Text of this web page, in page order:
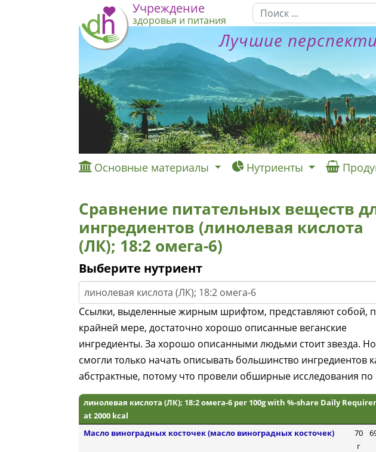
Учреждение
здоровья и питания
Лучшие
Основные материалы Нутриенты
Сравнение питательных веществ
ингредиентов (линолевая кислота
(ЛК); 18:2 омега-6)
Выберите нутриент
линолевая кислота (ЛК); 18:2 омега-6
Ссылки, выделенные жирным шрифтом, представляют собой,
крайней мере, достаточно хорошо описанные веганские
ингредиенты. За хорошо описанными людьми стоит звезда.
смогли только начать описывать большинство ингредиентов
абстрактные, потому что провели обширные исследования
линолевая кислота (ЛК); 18:2 омега-6 per 100g with %-share Daily
at 2000 kcal
Масло виноградных косточек (масло виноградных косточек)
70
г